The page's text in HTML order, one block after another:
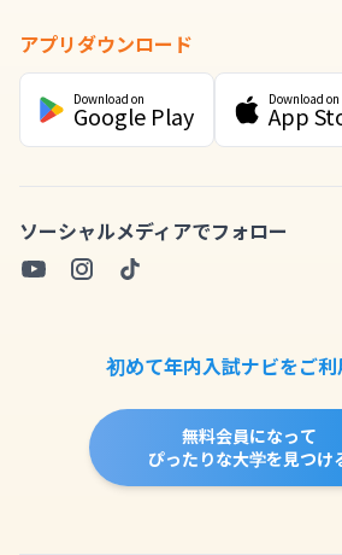
アプリダウンロード
Download on
Google Play
Download on
App
ソーシャルメディアでフォロー
初めて年内入試ナビをご
無料会員になって
ぴったりな大学を見つけ